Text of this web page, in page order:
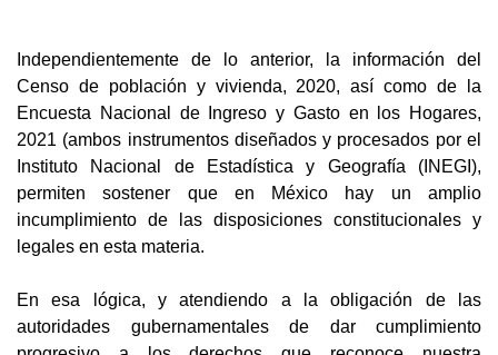
Independientemente de lo anterior, la información del
Censo de población y vivienda, 2020, así como de la
Encuesta Nacional de Ingreso y Gasto en los Hogares,
2021 (ambos instrumentos diseñados y procesados por el
Instituto Nacional de Estadística y Geografía (INEGI),
permiten sostener que en México hay un amplio
incumplimiento de las disposiciones constitucionales y
legales en esta materia.
En esa lógica, y atendiendo a la obligación de las
autoridades gubernamentales de dar cumplimiento